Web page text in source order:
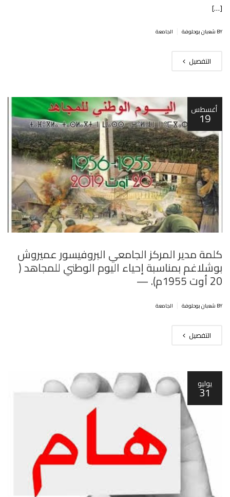
[…]
BY شعبان بوحلوفة الجامعة
التفصيل
أغسطس
19
كلمة مدير المركز الجامعي البروفيسور عميروش
بوشلاغم بمناسبة إحياء اليوم الوطني للمجاهد (
20 أوت 1955م). —
BY شعبان بوحلوفة الجامعة
التفصيل
يوليو
31